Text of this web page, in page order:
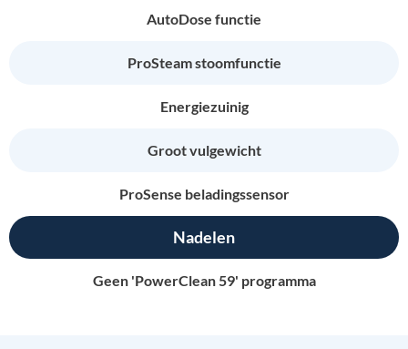
AutoDose functie
ProSteam stoomfunctie
Energiezuinig
Groot vulgewicht
ProSense beladingssensor
Nadelen
Geen 'PowerClean 59' programma